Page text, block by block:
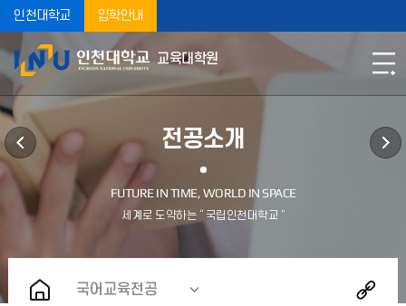
인천대학교 입학안내
교육대학원
전공소개
국어교육전공